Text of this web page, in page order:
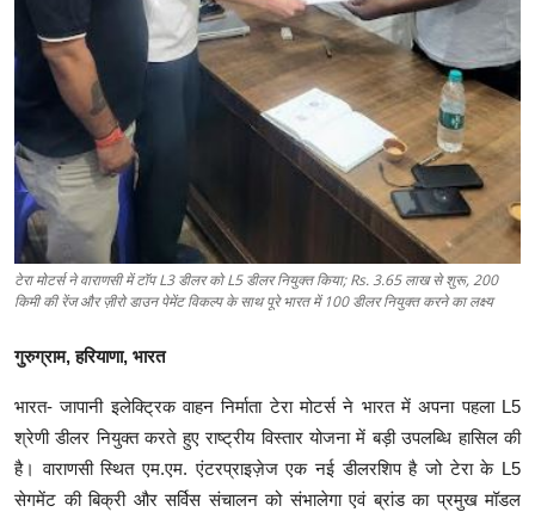
टेरा मोटर्स ने वाराणसी में टॉप L3 डीलर को L5 डीलर नियुक्त किया; Rs. 3.65 लाख से शुरू, 200
किमी की रेंज और ज़ीरो डाउन पेमेंट विकल्प के साथ पूरे भारत में 100 डीलर नियुक्त करने का लक्ष्य
गुरुग्राम, हरियाणा, भारत
भारत- जापानी इलेक्ट्रिक वाहन निर्माता टेरा मोटर्स ने भारत में अपना पहला L5
श्रेणी डीलर नियुक्त करते हुए राष्ट्रीय विस्तार योजना में बड़ी उपलब्धि हासिल की
है। वाराणसी स्थित एम.एम. एंटरप्राइज़ेज एक नई डीलरशिप है जो टेरा के L5
सेगमेंट की बिक्री और सर्विस संचालन को संभालेगा एवं ब्रांड का प्रमुख मॉडल